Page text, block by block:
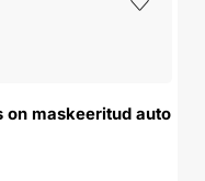
on maskeeritud auto